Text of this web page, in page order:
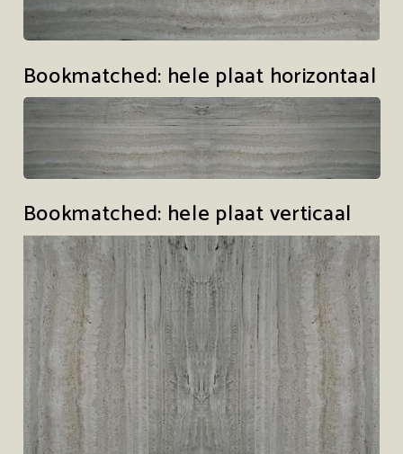
Bookmatched: hele plaat horizontaal
Bookmatched: hele plaat verticaal